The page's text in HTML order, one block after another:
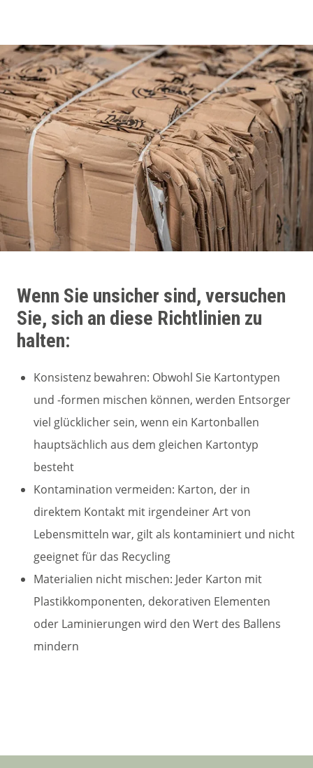
Wenn Sie unsicher sind, versuchen
Sie, sich an diese Richtlinien zu
halten:
Konsistenz bewahren: Obwohl Sie Kartontypen
und -formen mischen können, werden Entsorger
viel glücklicher sein, wenn ein Kartonballen
hauptsächlich aus dem gleichen Kartontyp
besteht
Kontamination vermeiden: Karton, der in
direktem Kontakt mit irgendeiner Art von
Lebensmitteln war, gilt als kontaminiert und nicht
geeignet für das Recycling
Materialien nicht mischen: Jeder Karton mit
Plastikkomponenten, dekorativen Elementen
oder Laminierungen wird den Wert des Ballens
mindern